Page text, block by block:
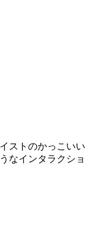
ストのかっこいい
なインタラクショ